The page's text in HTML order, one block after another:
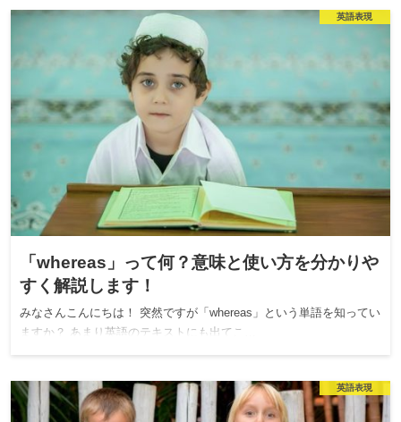
英語表現
「whereas」って何？意味と使い方を分かりや
すく解説します！
みなさんこんにちは！ 突然ですが「whereas」という単語を知ってい
ますか？ あまり英語のテキストにも出てこ…
英語表現